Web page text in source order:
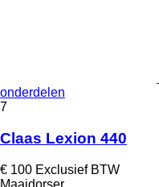
onderdelen
7
Claas Lexion 440
€ 100 Exclusief BTW
Maaidorser